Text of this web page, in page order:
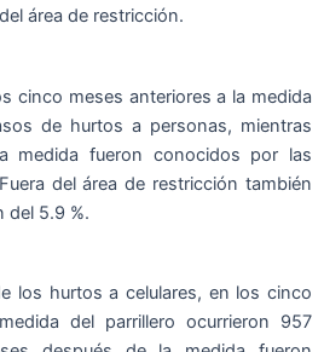
área de restricción.
cinco meses anteriores a la medida
de hurtos a personas, mientras
medida fueron conocidos por las
del área de restricción también
del 5.9 %.
los hurtos a celulares, en los cinco
del parrillero ocurrieron 957